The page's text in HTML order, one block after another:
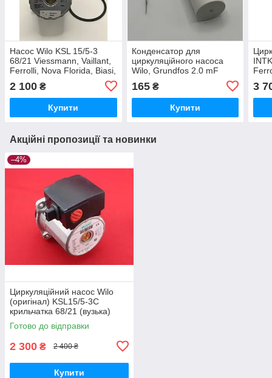
Насос Wilo KSL 15/5-3
68/21 Viessmann, Vaillant,
Ferrolli, Nova Florida, Biasi,
2 100 ₴
Купити
Конденсатор для
циркуляційного насоса
Wilo, Grundfos 2.0 mF
165₴
Купити
3
Акційні пропозиції та новинки
–4%
Циркуляційний насос Wilo
(оригінал) KSL15/5-3C
крильчатка 68/21 (вузька)
Готово до відправки
2 300 ₴ 2 400 ₴
Купити